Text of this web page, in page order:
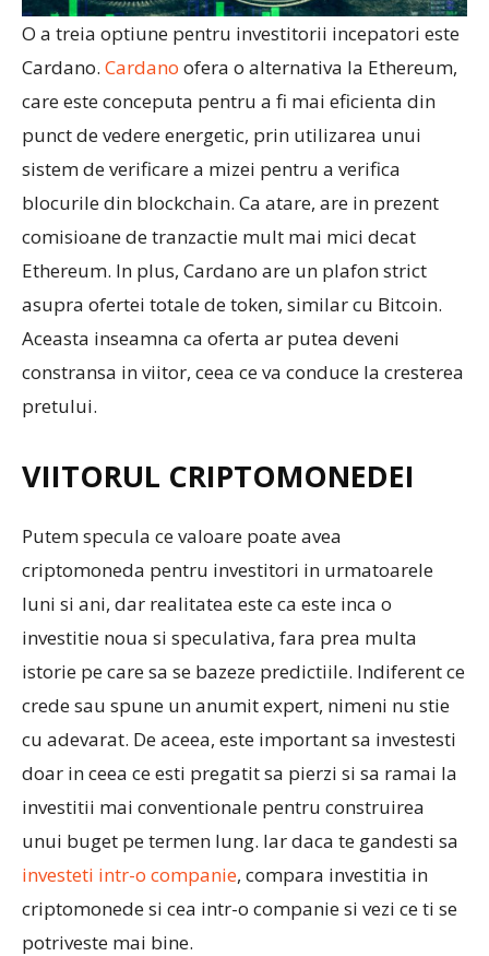
O a treia optiune pentru investitorii incepatori este
Cardano. Cardano ofera o alternativa la Ethereum,
care este conceputa pentru a fi mai eficienta din
punct de vedere energetic, prin utilizarea unui
sistem de verificare a mizei pentru a verifica
blocurile din blockchain. Ca atare, are in prezent
comisioane de tranzactie mult mai mici decat
Ethereum. In plus, Cardano are un plafon strict
asupra ofertei totale de token, similar cu Bitcoin.
Aceasta inseamna ca oferta ar putea deveni
constransa in viitor, ceea ce va conduce la cresterea
pretului.
VIITORUL CRIPTOMONEDEI
Putem specula ce valoare poate avea
criptomoneda pentru investitori in urmatoarele
luni si ani, dar realitatea este ca este inca o
investitie noua si speculativa, fara prea multa
istorie pe care sa se bazeze predictiile. Indiferent ce
crede sau spune un anumit expert, nimeni nu stie
cu adevarat. De aceea, este important sa investesti
doar in ceea ce esti pregatit sa pierzi si sa ramai la
investitii mai conventionale pentru construirea
unui buget pe termen lung. Iar daca te gandesti sa
investeti intr-o companie, compara investitia in
criptomonede si cea intr-o companie si vezi ce ti se
potriveste mai bine.